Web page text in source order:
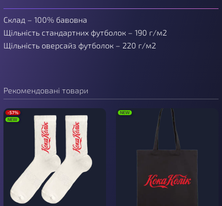
Склад – 100% бавовна
Щільність стандартних футболок – 190 г/м2
Щільність оверсайз футболок – 220 г/м2
Рекомендовані товари
-57%
NEW
NEW